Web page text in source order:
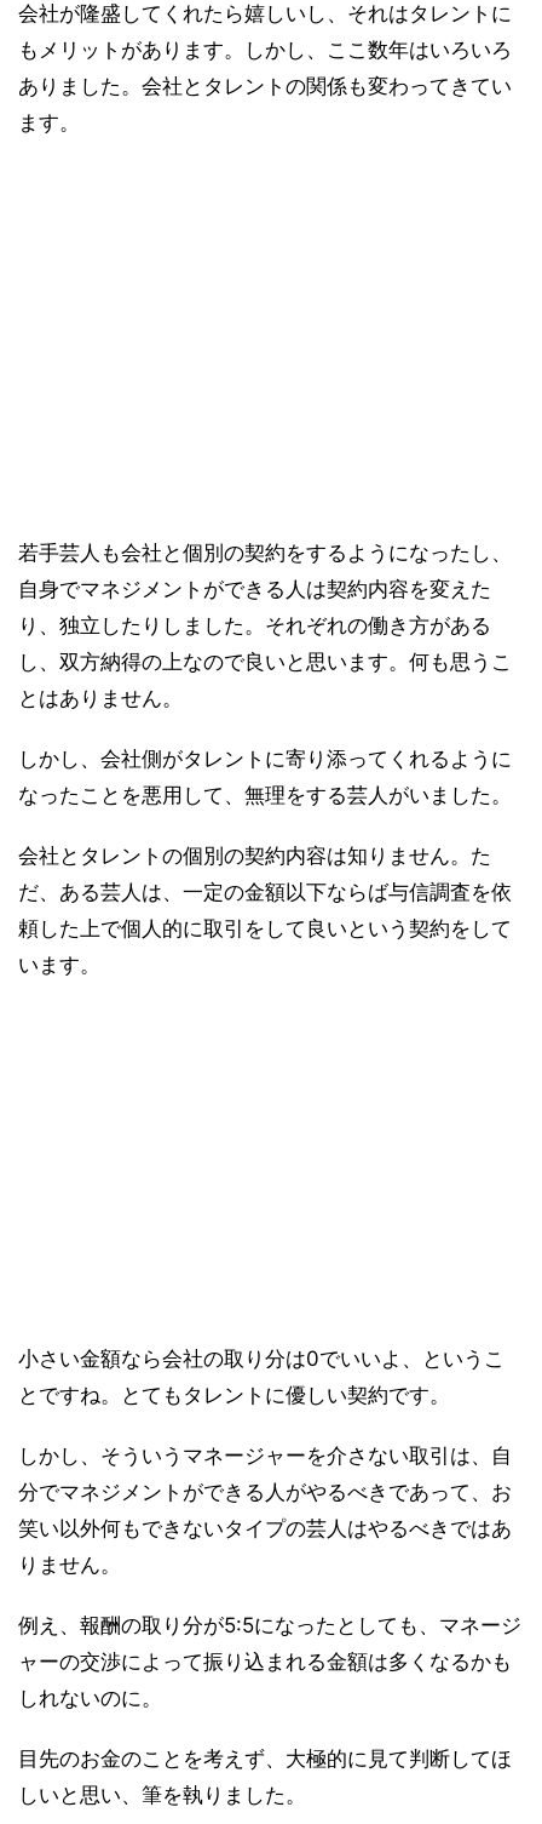
会社が隆盛してくれたら嬉しいし、それはタレントに
もメリットがあります。しかし、ここ数年はいろいろ
ありました。会社とタレントの関係も変わってきてい
ます。
若手芸人も会社と個別の契約をするようになったし、
自身でマネジメントができる人は契約内容を変えた
り、独立したりしました。それぞれの働き方がある
し、双方納得の上なので良いと思います。何も思うこ
とはありません。
しかし、会社側がタレントに寄り添ってくれるように
なったことを悪用して、無理をする芸人がいました。
会社とタレントの個別の契約内容は知りません。た
だ、ある芸人は、一定の金額以下ならば与信調査を依
頼した上で個人的に取引をして良いという契約をして
います。
小さい金額なら会社の取り分は0でいいよ、というこ
とですね。とてもタレントに優しい契約です。
しかし、そういうマネージャーを介さない取引は、自
分でマネジメントができる人がやるべきであって、お
笑い以外何もできないタイプの芸人はやるべきではあ
りません。
例え、報酬の取り分が5:5になったとしても、マネージ
ャーの交渉によって振り込まれる金額は多くなるかも
しれないのに。
目先のお金のことを考えず、大極的に見て判断してほ
しいと思い、筆を執りました。